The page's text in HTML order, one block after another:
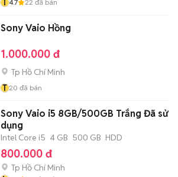
4.7 22 đã bán
Sony Vaio Hồng
1.000.000 đ
Tp Hồ Chí Minh
T 20 đã bán
Sony Vaio i5 8GB/500GB Trắng Đã sử
dụng
Intel Core i5 4 GB 500 GB HDD
800.000 đ
Tp Hồ Chí Minh